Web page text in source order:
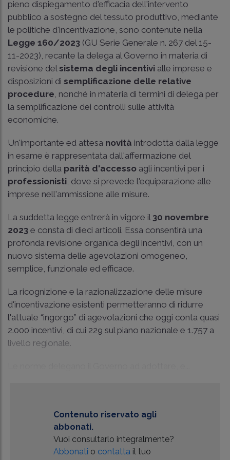
pieno dispiegamento d'efficacia dell'intervento
pubblico a sostegno del tessuto produttivo, mediante
le politiche d'incentivazione, sono contenute nella
Legge 160/2023 (GU Serie Generale n. 267 del 15-
11-2023), recante la delega al Governo in materia di
revisione del sistema degli incentivi alle imprese e
disposizioni di semplificazione delle relative
procedure, nonché in materia di termini di delega per
la semplificazione dei controlli sulle attività
economiche.
Un'importante ed attesa novità introdotta dalla legge
in esame è rappresentata dall'affermazione del
principio della parità d'accesso agli incentivi per i
professionisti, dove si prevede l'equiparazione alle
imprese nell'ammissione alle misure.
La suddetta legge entrerà in vigore il 30 novembre
2023 e consta di dieci articoli. Essa consentirà una
profonda revisione organica degli incentivi, con un
nuovo sistema delle agevolazioni omogeneo,
semplice, funzionale ed efficace.
La ricognizione e la razionalizzazione delle misure
d'incentivazione esistenti permetteranno di ridurre
l'attuale “ingorgo” di agevolazioni che oggi conta quasi
2.000 incentivi, di cui 229 sul piano nazionale e 1.757 a
livello regionale.
Contenuto riservato agli
abbonati.
Vuoi consultarlo integralmente?
Abbonati o contattail tuo